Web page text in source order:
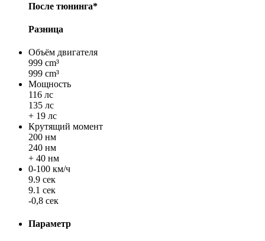
После тюнинга*
Разница
Объём двигателя
999 cm³
999 cm³
Мощность
116 лс
135 лс
+ 19 лс
Крутящий момент
200 нм
240 нм
+ 40 нм
0-100 км/ч
9.9 сек
9.1 сек
-0,8 сек
Параметр